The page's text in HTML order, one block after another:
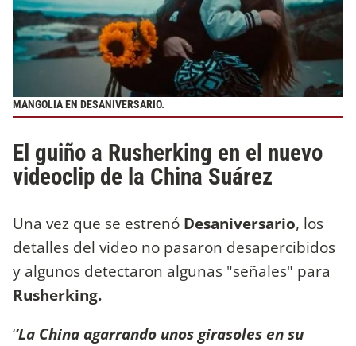
MANGOLIA EN DESANIVERSARIO.
El guiño a Rusherking en el nuevo
videoclip de la China Suárez
Una vez que se estrenó Desaniversario, los
detalles del video no pasaron desapercibidos
y algunos detectaron algunas "señales" para
Rusherking.
‘’La China agarrando unos girasoles en su